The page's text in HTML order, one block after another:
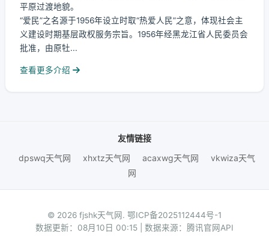
平原过渡地貌。
“爱民”之名源于1956年设立时取“热爱人民”之意，体现社会主
义建设时期基层政权服务宗旨。1956年经黑龙江省人民委员会
批准，由原牡...
查看更多介绍
友情链接
dpswq天气网
xhxtz天气网 acaxwg天气网
vkwiza天气
网
© 2026 fjshk天气网. 鄂ICP备2025112444号-1
数据更新：08月10日 00:15 | 数据来源：腾讯官网API